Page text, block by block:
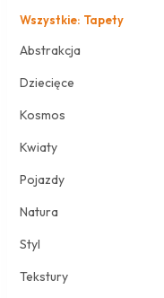
Wszystkie: Tapety
Abstrakcja
Dziecięce
Kosmos
Kwiaty
Pojazdy
Natura
Styl
Tekstury